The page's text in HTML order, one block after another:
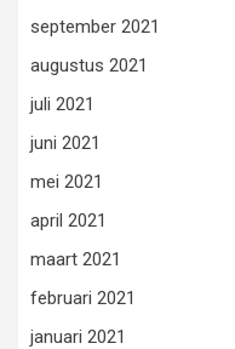
september 2021
augustus 2021
juli 2021
juni 2021
mei 2021
april 2021
maart 2021
februari 2021
januari 2021